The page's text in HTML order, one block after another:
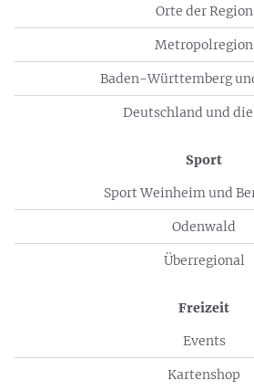
Orte der Region
Metropolregion
Baden-Württemberg
Deutschland und
Sport
Sport Weinheim und
Odenwald
Überregional
Freizeit
Events
Kartenshop